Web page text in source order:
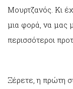
Μουρτζανός. Κι
μια φορά, να μας
περισσότεροι
Ξέρετε, η πρώτη